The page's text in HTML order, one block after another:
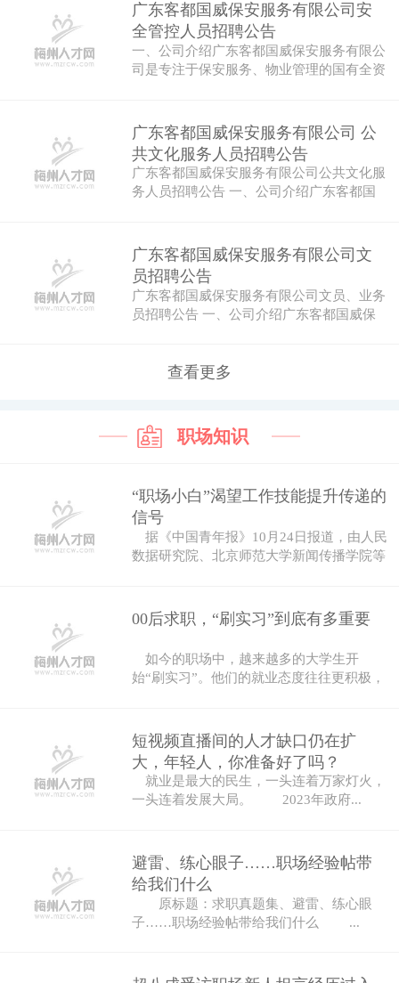
广东客都国威保安服务有限公司安
全管控人员招聘公告
一、公司介绍广东客都国威保安服务有限公
司是专注于保安服务、物业管理的国有全资
广东客都国威保安服务有限公司 公
共文化服务人员招聘公告
广东客都国威保安服务有限公司公共文化服
务人员招聘公告 一、公司介绍广东客都国
广东客都国威保安服务有限公司文
员招聘公告
广东客都国威保安服务有限公司文员、业务
员招聘公告 一、公司介绍广东客都国威保
查看更多
职场知识
“职场小白”渴望工作技能提升传递的
信号
据《中国青年报》10月24日报道，由人民
数据研究院、北京师范大学新闻传播学院等
00后求职，“刷实习”到底有多重要
如今的职场中，越来越多的大学生开
始“刷实习”。他们的就业态度往往更积极，
短视频直播间的人才缺口仍在扩
大，年轻人，你准备好了吗？
就业是最大的民生，一头连着万家灯火，
一头连着发展大局。 2023年政府...
避雷、练心眼子……职场经验帖带
给我们什么
原标题：求职真题集、避雷、练心眼
子……职场经验帖带给我们什么 ...